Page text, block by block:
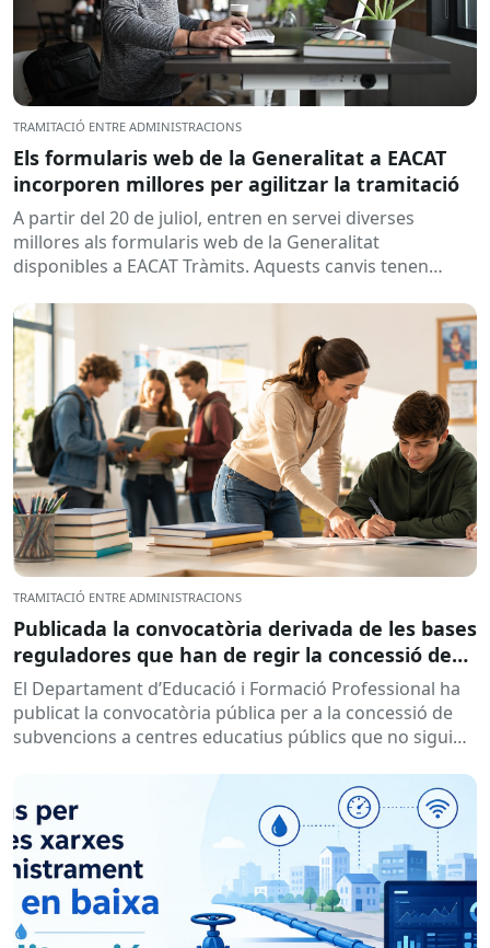
TRAMITACIÓ ENTRE ADMINISTRACIONS
Els formularis web de la Generalitat a EACAT
incorporen millores per agilitzar la tramitació
A partir del 20 de juliol, entren en servei diverses
millores als formularis web de la Generalitat
disponibles a EACAT Tràmits. Aquests canvis tenen
TRAMITACIÓ ENTRE ADMINISTRACIONS
Publicada la convocatòria derivada de les bases
reguladores que han de regir la concessió de
subvencions a centres educatius, per al
desenvolupament de programes de formació i
inserció, durant el curs 2026-2027
El Departament d’Educació i Formació Professional ha
publicat la convocatòria pública per a la concessió de
subvencions a centres educatius públics que no siguin